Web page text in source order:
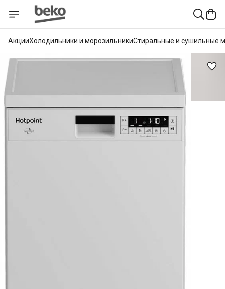
АкцииХолодильники и морозильникиСтиральные и сушильные